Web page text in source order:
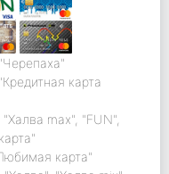
карта
max", "FUN",
карта"